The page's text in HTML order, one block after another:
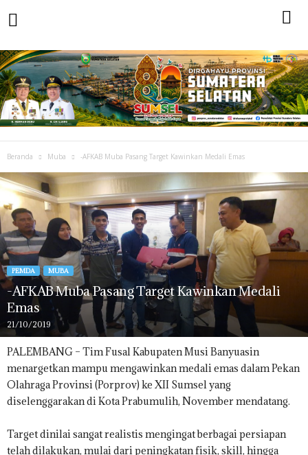
Beranda Muba -AFKAB Muba Pasang Target Kawinkan Medali Emas
PEMDA MUBA
-AFKAB Muba Pasang Target Kawinkan Medali
Emas
21/10/2019
PALEMBANG – Tim Fusal Kabupaten Musi Banyuasin
menargetkan mampu mengawinkan medali emas dalam Pekan
Olahraga Provinsi (Porprov) ke XII Sumsel yang
diselenggarakan di Kota Prabumulih, November mendatang.
Target dinilai sangat realistis mengingat berbagai persiapan
telah dilakukan, mulai dari peningkatan fisik, skill, hingga